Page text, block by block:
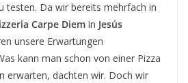
testen. Da wir bereits mehrfach in
Carpe Diem in Jesús
unsere Erwartungen
kann man schon von einer Pizza
erwarten, dachten wir. Doch wir